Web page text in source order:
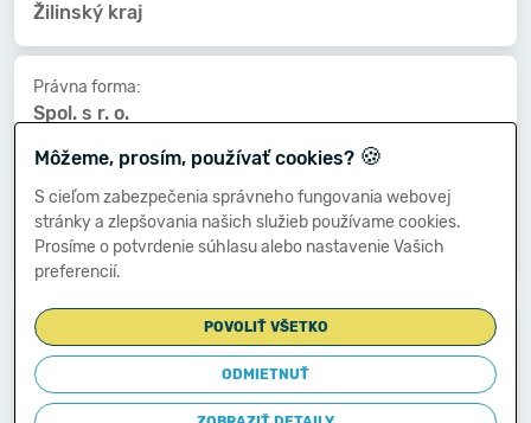
Žilinský kraj
Právna forma:
Spol. s r. o.
Kat. veľkosti:
Druh vlastníctva:
Vlast.územnej samosprávy
Dátum vzniku:
18.08.2007
Dátum zániku:
-
Môžeme, prosím, používať cookies? 🍪
S cieľom zabezpečenia správneho fungovania webovej
stránky a zlepšovania našich služieb používame cookies.
Prosíme o potvrdenie súhlasu alebo nastavenie Vašich
preferencií.
POVOLIŤ VŠETKO
ODMIETNUŤ